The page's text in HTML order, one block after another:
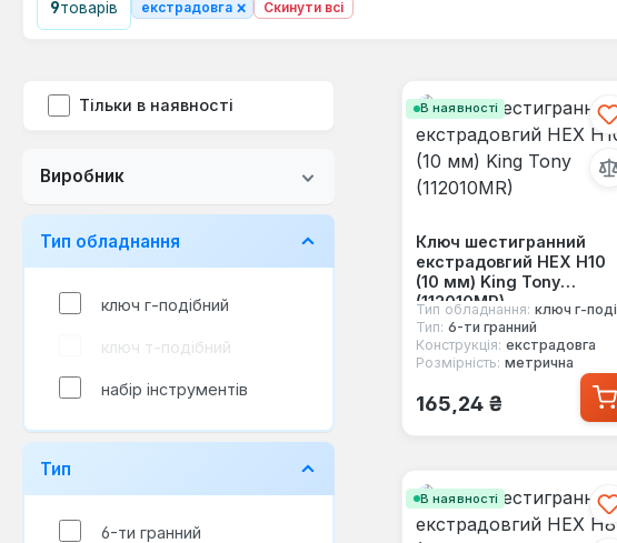
9товарів екстрадовга × Скинути всі
Тільки в наявності
Виробник
Тип обладнання
ключ г-подібний
ключ т-подібний
набір інструментів
Тип
6-ти гранний
В наявності
Ключ шестигранний
екстрадовгий HEX Н10
(10 мм) King Tony
(112010MR)
Тип обладнання: ключ г-подібний
Тип: 6-ти гранний
Конструкція: екстрадовга
Розмірність: метрична
Звичайна ціна:
165,24 ₴
В наявності